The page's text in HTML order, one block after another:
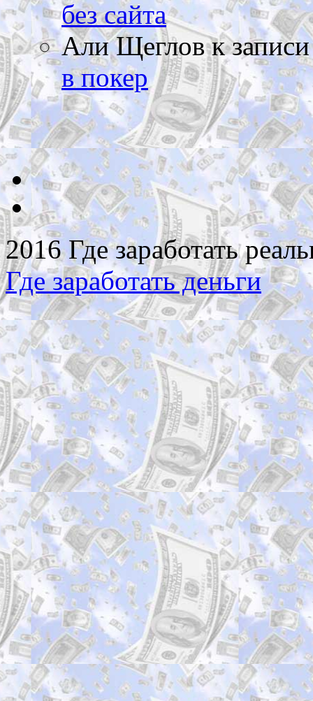
без сайта
Али Щегловк
в покер
2016 Где заработать
Где заработать деньги